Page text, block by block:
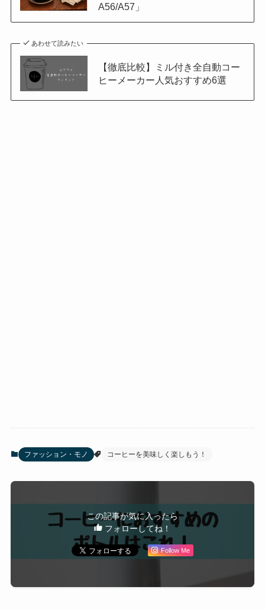
A56/A57」
あわせて読みたい
【徹底比較】ミル付き全自動コー
ヒーメーカー人気おすすめ6選
ファッション・モノ コーヒーを美味しく楽しもう！
この記事が気に入ったら
フォローしてね！
Follow Me